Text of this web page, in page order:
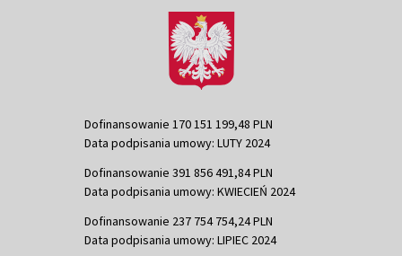
Dofinansowanie 170 151 199,48 PLN
Data podpisania umowy: LUTY 2024
Dofinansowanie 391 856 491,84 PLN
Data podpisania umowy: KWIECIEŃ 2024
Dofinansowanie 237 754 754,24 PLN
Data podpisania umowy: LIPIEC 2024